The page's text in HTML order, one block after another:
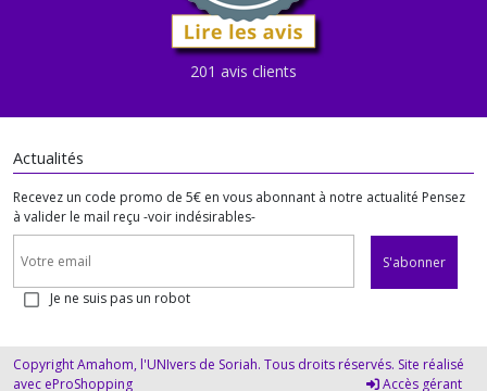
201 avis clients
Actualités
Recevez un code promo de 5€ en vous abonnant à notre actualité Pensez
à valider le mail reçu -voir indésirables-
S'abonner
Je ne suis pas un robot
Copyright Amahom, l'UNIvers de Soriah. Tous droits réservés. Site réalisé
avec eProShopping Accès gérant